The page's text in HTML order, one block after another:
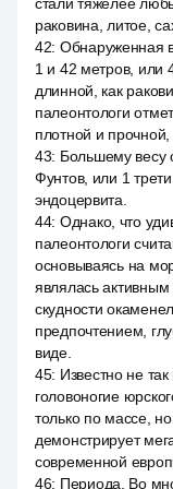
раковина, литое,
42: Обнаруженная
1 и 42 метров, или
длинной, как
палеонтологи
плотной и прочной,
43: Большему весу
Фунтов, или 1
эндоцервита.
44: Однако, что
палеонтологи
основываясь на
являлась
скудности
предпочтением,
виде.
45: Известно не
головоногие
только по массе,
демонстрирует
современной
46: Периода. Во